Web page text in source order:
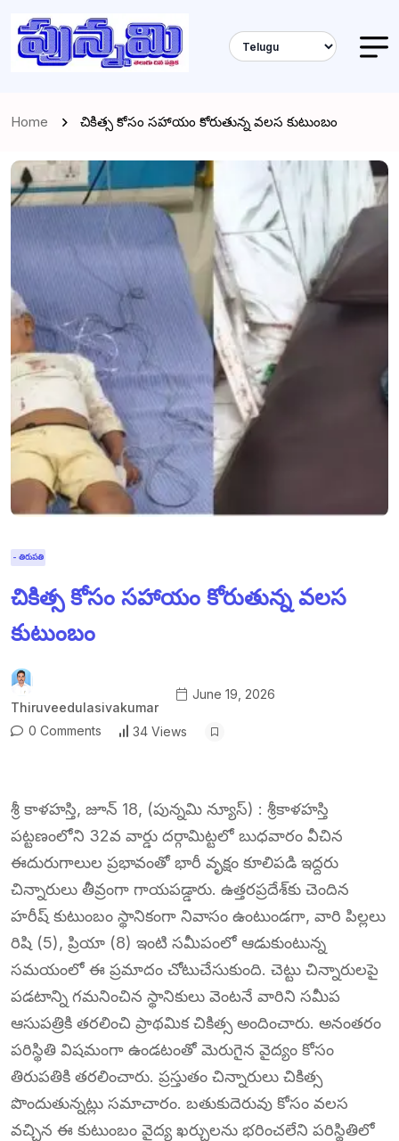
Home చికిత్స కోసం సహాయం కోరుతున్న వలస కుటుంబం
- తిరుపతి
చికిత్స కోసం సహాయం కోరుతున్న వలస
కుటుంబం
Thiruveedulasivakumar
June 19, 2026
0 Comments 34 Views
శ్రీ కాళహస్తి, జూన్ 18, (పున్నమి న్యూస్) : శ్రీకాళహస్తి
పట్టణంలోని 32వ వార్డు దర్గామిట్టలో బుధవారం వీచిన
ఈదురుగాలుల ప్రభావంతో భారీ వృక్షం కూలిపడి ఇద్దరు
చిన్నారులు తీవ్రంగా గాయపడ్డారు. ఉత్తరప్రదేశ్‌కు చెందిన
హరీష్ కుటుంబం స్థానికంగా నివాసం ఉంటుండగా, వారి పిల్లలు
రిషి (5), ప్రియా (8) ఇంటి సమీపంలో ఆడుకుంటున్న
సమయంలో ఈ ప్రమాదం చోటుచేసుకుంది. చెట్టు చిన్నారులపై
పడటాన్ని గమనించిన స్థానికులు వెంటనే వారిని సమీప
ఆసుపత్రికి తరలించి ప్రాథమిక చికిత్స అందించారు. అనంతరం
పరిస్థితి విషమంగా ఉండటంతో మెరుగైన వైద్యం కోసం
తిరుపతికి తరలించారు. ప్రస్తుతం చిన్నారులు చికిత్స
పొందుతున్నట్లు సమాచారం. బతుకుదెరువు కోసం వలస
వచ్చిన ఈ కుటుంబం వైద్య ఖర్చులను భరించలేని పరిస్థితిలో